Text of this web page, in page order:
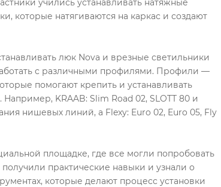
учились устанавливать натяжные
которые натягиваются на каркас и создают
люк Nova и врезные светильники
с различными профилями. Профили —
помогают крепить и устанавливать
KRAAB: Slim Road 02, SLOTT 80 и
нишевых линий, а Flexy: Euro 02, Euro 05, Fly
площадке, где все могли попробовать
практические навыки и узнали о
которые делают процесс установки